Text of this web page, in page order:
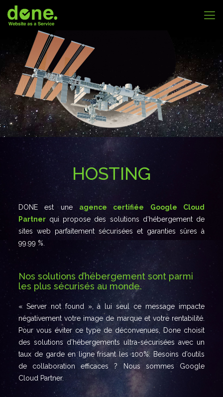
HOSTING
DONE est une agence certifiée Google Cloud
Partnerqui propose des solutions d’hébergement de
sites web parfaitement sécurisées et garanties sûres à
99.99 %.
Nos solutions d’hébergement sont parmi
les plus sécurisés au monde.
« Server not found », à lui seul ce message impacte
négativement votre image de marque et votre rentabilité.
Pour vous éviter ce type de déconvenues, Done choisit
des solutions d’hébergements ultra-sécurisées avec un
taux de garde en ligne frisant les 100%. Besoins d’outils
de collaboration efficaces ? Nous sommes Google
Cloud Partner.